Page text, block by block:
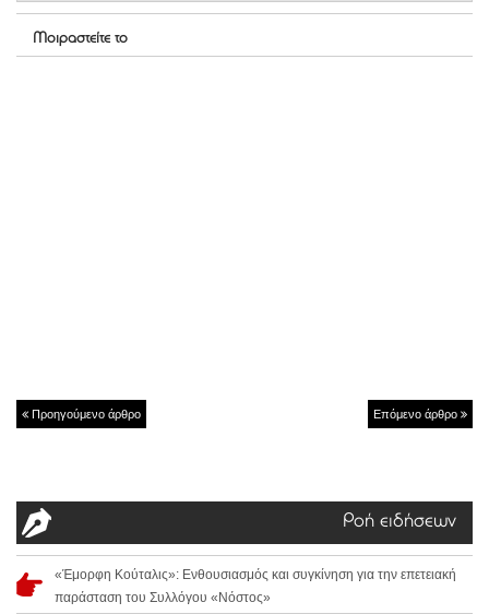
Μοιραστείτε το
Προηγούμενο άρθρο Επόμενο άρθρο
Ροή ειδήσεων
«Έμορφη Κούταλις»: Ενθουσιασμός και συγκίνηση για την επετειακή
παράσταση του Συλλόγου «Νόστος»